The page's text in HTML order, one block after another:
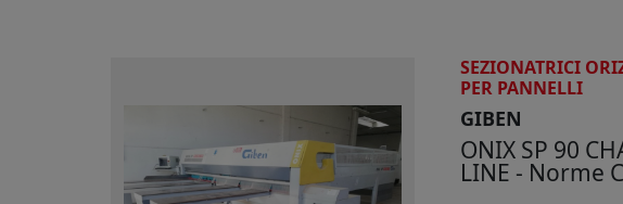
SEZIONATRICI
PER PANNELLI
GIBEN
ONIX SP 90
LINE - Norme